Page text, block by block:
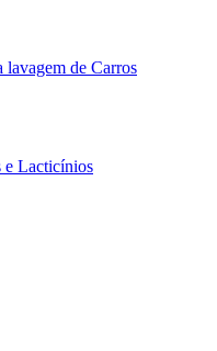
lavagem de Carros
e Lacticínios